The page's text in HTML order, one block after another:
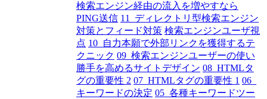
検索エンジン経由の流入を増やすなら
PING送信 11_ディレクトリ型検索エンジン
対策とフィード対策 検索エンジンユーザ視
点 10_自力本願で外部リンクを獲得するテ
クニック 09_検索エンジンユーザーの使い
勝手を高めるサイトデザイン 08_HTMLタ
グの重要性 2 07_HTMLタグの重要性 1 06_
キーワードの決定 05_各種キーワードツー